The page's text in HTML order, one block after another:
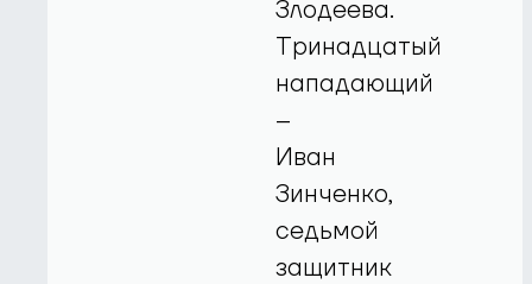
Злодеева.
Тринадцатый
нападающий
–
Иван
Зинченко,
седьмой
защитник